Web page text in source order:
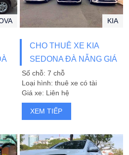
CHO THUÊ XE KIA
SEDONA ĐÀ NẴNG GIÁ
RẺ
KIA
Số chỗ: 7 chỗ
Loại hình: thuê xe có tài
Giá xe: Liên hệ
XEM TIẾP